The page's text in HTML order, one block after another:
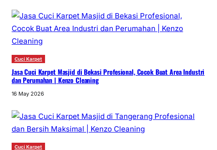
Cuci Karpet
Jasa Cuci Karpet Masjid di Bekasi Profesional, Cocok Buat Area Industri
dan Perumahan | Kenzo Cleaning
16 May 2026
Cuci Karpet